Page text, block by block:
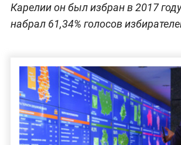
Карелии он был избран в 2017
набрал 61,34% голосов